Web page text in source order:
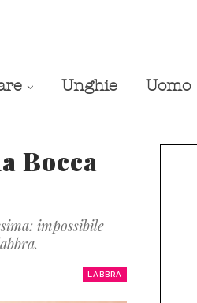
Unghie Uomo
Bocca
impossibile
LABBRA